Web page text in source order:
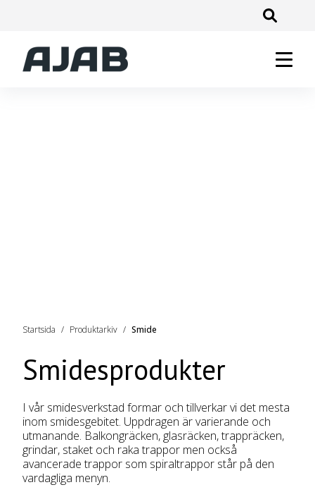
Startsida Produktarkiv Smide
Smidesprodukter
I vår smidesverkstad formar och tillverkar vi det mesta
inom smidesgebitet. Uppdragen är varierande och
utmanande. Balkongräcken, glasräcken, trappräcken,
grindar, staket och raka trappor men också
avancerade trappor som spiraltrappor står på den
vardagliga menyn.